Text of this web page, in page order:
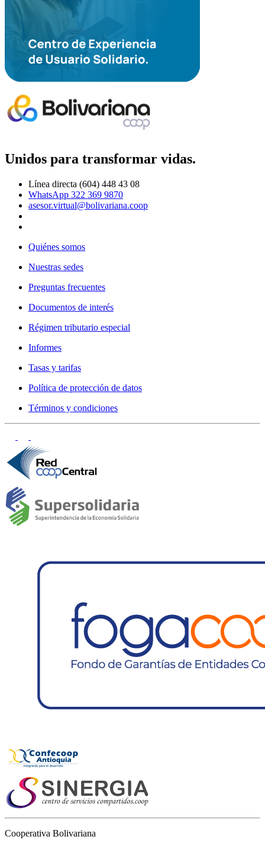
Unidos para transformar vidas.
Línea directa (604) 448 43 08
WhatsApp 322 369 9870
asesor.virtual@bolivariana.coop
Quiénes somos
Nuestras sedes
Preguntas frecuentes
Documentos de interés
Régimen tributario especial
Informes
Tasas y tarifas
Política de protección de datos
Términos y condiciones
Cooperativa Bolivariana